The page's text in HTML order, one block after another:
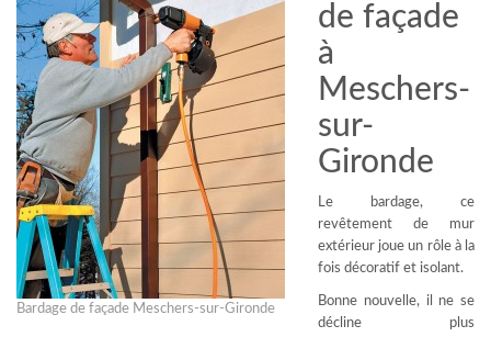
Bardage de façade Meschers-sur-Gironde
de façade
à
Meschers-
sur-
Gironde
Le bardage, ce
revêtement de mur
extérieur joue un rôle à la
fois décoratif et isolant.
Bonne nouvelle, il ne se
décline plus